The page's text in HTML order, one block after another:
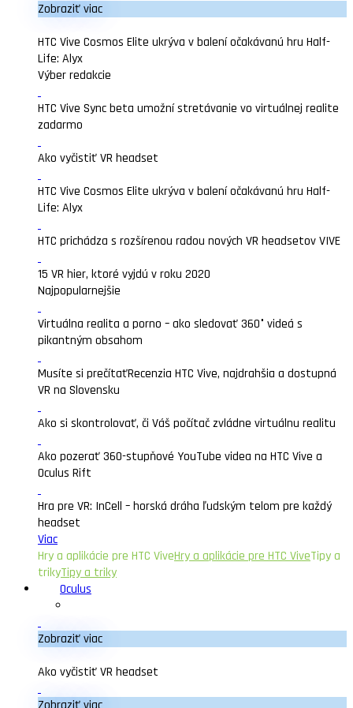
Zobraziť viac
HTC Vive Cosmos Elite ukrýva v balení očakávanú hru Half-
Life: Alyx
Výber redakcie
HTC Vive Sync beta umožní stretávanie vo virtuálnej realite
zadarmo
Ako vyčistiť VR headset
HTC Vive Cosmos Elite ukrýva v balení očakávanú hru Half-
Life: Alyx
HTC prichádza s rozšírenou radou nových VR headsetov VIVE
15 VR hier, ktoré vyjdú v roku 2020
Najpopularnejšie
Virtuálna realita a porno – ako sledovať 360° videá s
pikantným obsahom
Musíte si prečítaťRecenzia HTC Vive, najdrahšia a dostupná
VR na Slovensku
Ako si skontrolovať, či Váš počítač zvládne virtuálnu realitu
Ako pozerať 360-stupňové YouTube videa na HTC Vive a
Oculus Rift
Hra pre VR: InCell – horská dráha ľudským telom pre každý
headset
Viac
Hry a aplikácie pre HTC ViveHry a aplikácie pre HTC ViveTipy a
trikyTipy a triky
Oculus
Zobraziť viac
Ako vyčistiť VR headset